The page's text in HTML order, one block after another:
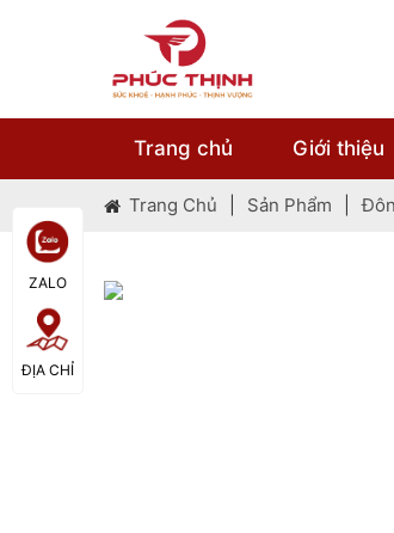
Trang chủ Giới thiệu
Trang Chủ Sản Phẩm
ZALO
ĐỊA CHỈ